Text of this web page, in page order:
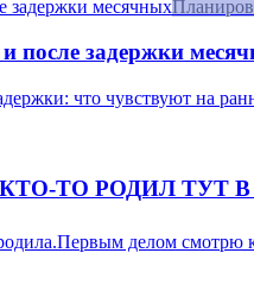
после задержки
что чувствуют на
ТО РОДИЛ ТУТ
родила.Первым делом